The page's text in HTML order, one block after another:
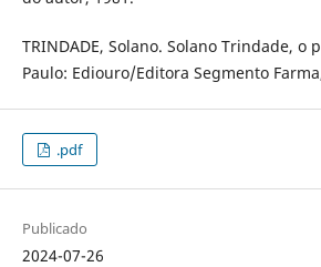
TRINDADE, Solano. Solano Trindade, o
Paulo: Ediouro/Editora Segmento
.pdf
Publicado
2024-07-26